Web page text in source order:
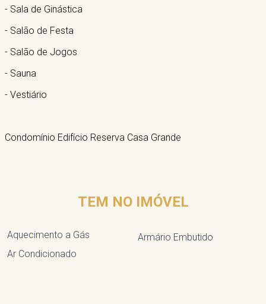
- Sala de Ginástica
- Salão de Festa
- Salão de Jogos
- Sauna
- Vestiário
Condomínio Edifício Reserva Casa Grande
TEM NO IMÓVEL
Aquecimento a Gás
Ar Condicionado
Armário Embutido